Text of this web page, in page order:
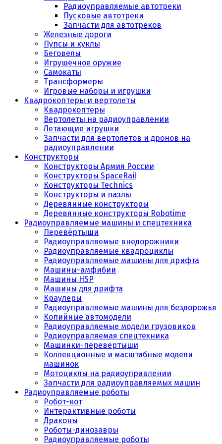
Радиоуправляемые автотреки
Пусковые автотреки
Запчасти для автотреков
Железные дороги
Пупсы и куклы
Беговелы
Игрушечное оружие
Самокаты
Трансформеры
Игровые наборы и игрушки
Квадрокоптеры и вертолеты
Квадрокоптеры
Вертолеты на радиоуправлении
Летающие игрушки
Запчасти для вертолетов и дронов на
радиоуправлении
Конструкторы
Конструкторы Армия России
Конструкторы SpaceRail
Конструкторы Technics
Конструкторы и пазлы
Деревянные конструкторы
Деревянные конструкторы Robotime
Радиоуправляемые машины и спецтехника
Перевёртыши
Радиоуправляемые внедорожники
Радиоуправляемые квадроциклы
Радиоуправляемые машины для дрифта
Машины-амфибии
Машины HSP
Машины для дрифта
Краулеры
Радиоуправляемые машины для бездорожья
Копийные автомодели
Радиоуправляемые модели грузовиков
Радиоуправляемая спецтехника
Машинки-перевертыши
Коллекционные и масштабные модели
машинок
Мотоциклы на радиоуправлении
Запчасти для радиоуправляемых машин
Радиоуправляемые роботы
Робот-кот
Интерактивные роботы
Драконы
Роботы-динозавры
Радиоуправляемые роботы